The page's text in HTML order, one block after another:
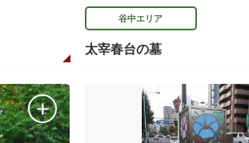
谷中エリア
太宰春台の墓